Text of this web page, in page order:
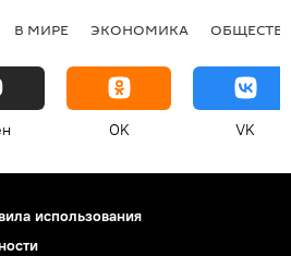
В МИРЕ ЭКОНОМИКА
OK VK
использования